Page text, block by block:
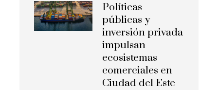
Políticas
públicas y
inversión privada
impulsan
ecosistemas
comerciales en
Ciudad del Este